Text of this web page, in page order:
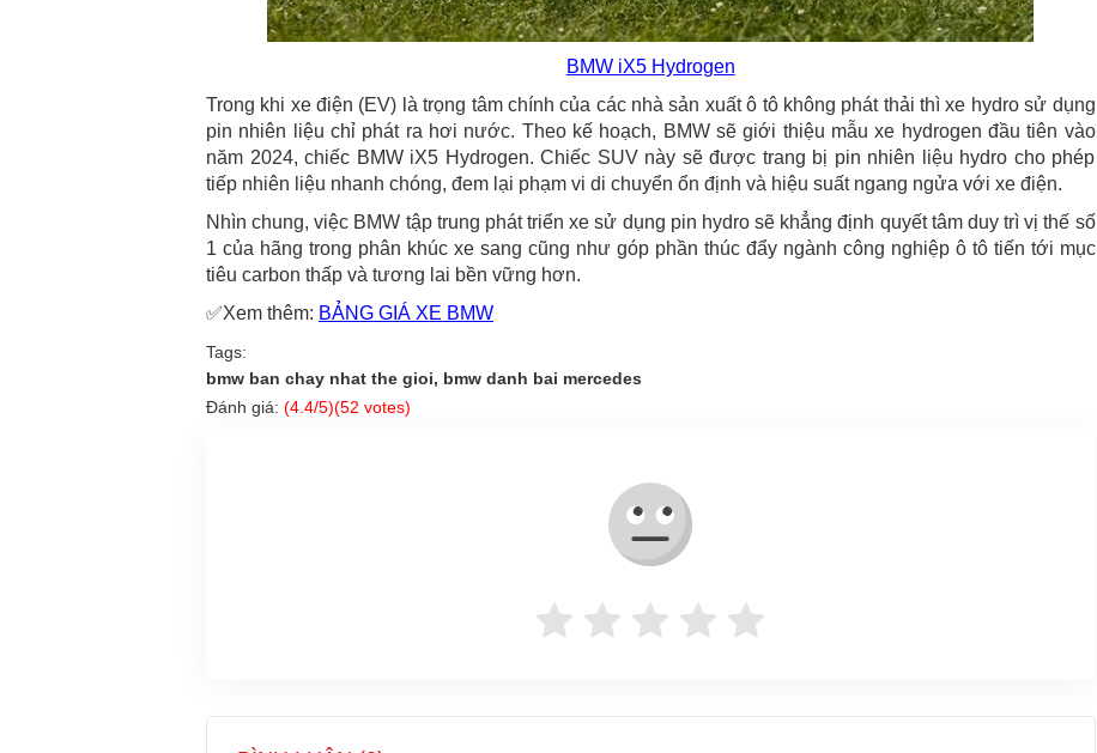
BMW iX5 Hydrogen
Trong khi xe điện (EV) là trọng tâm chính của các nhà sản xuất ô tô không phát thải thì xe hydro sử dụng
pin nhiên liệu chỉ phát ra hơi nước. Theo kế hoạch, BMW sẽ giới thiệu mẫu xe hydrogen đầu tiên vào
năm 2024, chiếc BMW iX5 Hydrogen. Chiếc SUV này sẽ được trang bị pin nhiên liệu hydro cho phép
tiếp nhiên liệu nhanh chóng, đem lại phạm vi di chuyển ổn định và hiệu suất ngang ngửa với xe điện.
Nhìn chung, việc BMW tập trung phát triển xe sử dụng pin hydro sẽ khẳng định quyết tâm duy trì vị thế số
1 của hãng trong phân khúc xe sang cũng như góp phần thúc đẩy ngành công nghiệp ô tô tiến tới mục
tiêu carbon thấp và tương lai bền vững hơn.
✅Xem thêm: BẢNG GIÁ XE BMW
Tags:
bmw ban chay nhat the gioi, bmw danh bai mercedes
Đánh giá: (4.4/5)(52 votes)